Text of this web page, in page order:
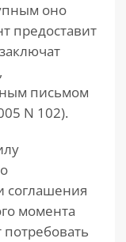
оно
предоставит
письмом
N 102).
соглашения
момента